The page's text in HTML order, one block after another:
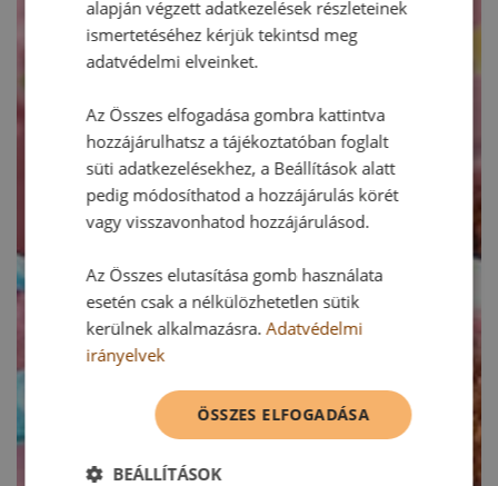
alapján végzett adatkezelések részleteinek
ismertetéséhez kérjük tekintsd meg
adatvédelmi elveinket.
Az Összes elfogadása gombra kattintva
hozzájárulhatsz a tájékoztatóban foglalt
süti adatkezelésekhez, a Beállítások alatt
pedig módosíthatod a hozzájárulás körét
vagy visszavonhatod hozzájárulásod.
Az Összes elutasítása gomb használata
esetén csak a nélkülözhetetlen sütik
kerülnek alkalmazásra.Adatvédelmi
irányelvek
ÖSSZES ELFOGADÁSA
BEÁLLÍTÁSOK